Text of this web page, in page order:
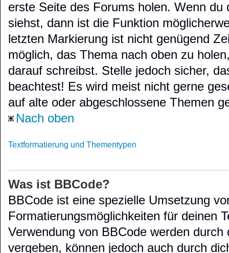
erste Seite des Forums holen. Wenn du
siehst, dann ist die Funktion
letzten Markierung ist nicht genügend
möglich, das Thema nach oben zu
darauf schreibst. Stelle jedoch sicher,
beachtest! Es wird meist nicht gerne
auf alte oder abgeschlossene Themen
Nach oben
Textformatierung und Thementypen
Was ist BBCode?
BBCode ist eine spezielle Umsetzung
Formatierungsmöglichkeiten für deinen
Verwendung von BBCode werden
vergeben, können jedoch auch durch